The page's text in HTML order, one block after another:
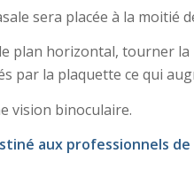
sera placée à la moitié
plan horizontal, tourner
par la plaquette ce qui
vision binoculaire.
aux professionnels